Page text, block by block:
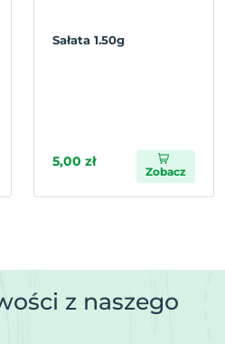
Sałata 1.50g
5,00 zł
Zobacz
z naszego